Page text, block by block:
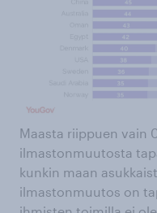
Maasta riippuen vain
ilmastonmuutosta
kunkin maan
ilmastonmuutos on